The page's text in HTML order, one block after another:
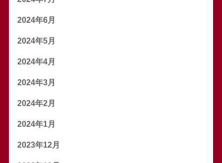
2024年6月
2024年5月
2024年4月
2024年3月
2024年2月
2024年1月
2023年12月